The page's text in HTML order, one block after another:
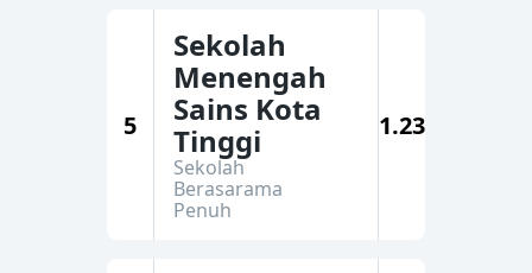
5
Sekolah
Menengah
Sains Kota
Tinggi
Sekolah
Berasarama
Penuh
1.23